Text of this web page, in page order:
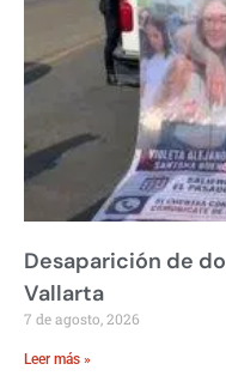
Desaparición de
Vallarta
7 de agosto, 2026
Leer más »